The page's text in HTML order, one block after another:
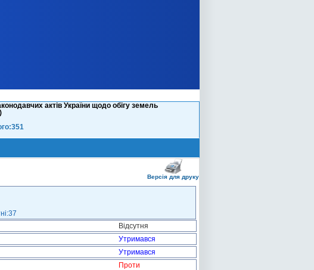
актів України щодо обігу земель
Версія для друку
Відсутня
Утримався
Утримався
Проти